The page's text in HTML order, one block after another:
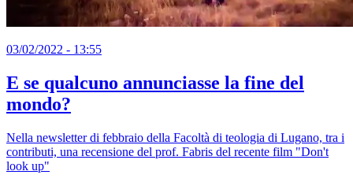
03/02/2022 - 13:55
E se qualcuno annunciasse la fine del
mondo?
Nella newsletter di febbraio della Facoltà di teologia di Lugano, tra i
contributi, una recensione del prof. Fabris del recente film "Don't
look up"